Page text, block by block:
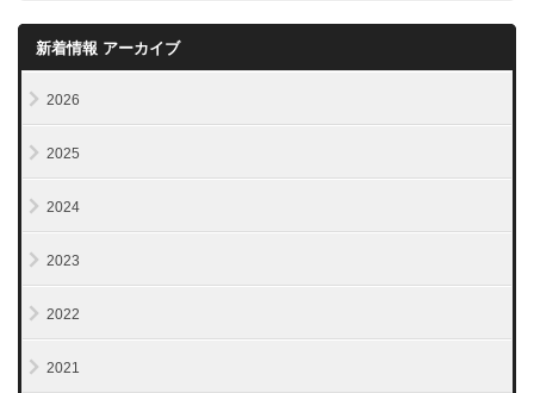
新着情報 アーカイブ
2026
2025
2024
2023
2022
2021